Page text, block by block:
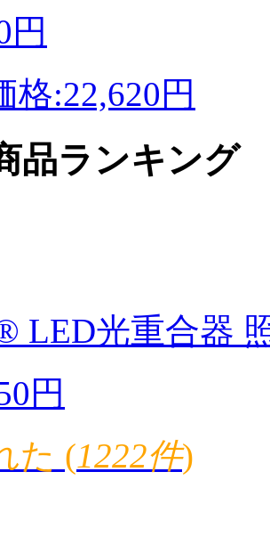
円
格:22,620円
品ランキング
LED光重合器
円
た (1222件)